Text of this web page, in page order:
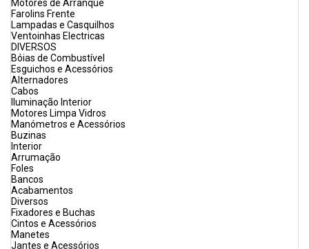
Motores de Arranque
Farolins Frente
Lampadas e Casquilhos
Ventoinhas Electricas
DIVERSOS
Bóias de Combustível
Esguichos e Acessórios
Alternadores
Cabos
Iluminação Interior
Motores Limpa Vidros
Manómetros e Acessórios
Buzinas
Interior
Arrumação
Foles
Bancos
Acabamentos
Diversos
Fixadores e Buchas
Cintos e Acessórios
Manetes
Jantes e Acessórios